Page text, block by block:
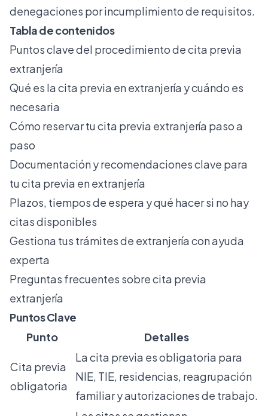
denegaciones por incumplimiento de requisitos.
Tabla de contenidos
Puntos clave del procedimiento de cita previa
extranjería
Qué es la cita previa en extranjería y cuándo es
necesaria
Cómo reservar tu cita previa extranjería paso a
paso
Documentación y recomendaciones clave para
tu cita previa en extranjería
Plazos, tiempos de espera y qué hacer si no hay
citas disponibles
Gestiona tus trámites de extranjería con ayuda
experta
Preguntas frecuentes sobre cita previa
extranjería
Puntos Clave
Punto
Detalles
Cita previa
obligatoria
La cita previa es obligatoria para
NIE, TIE, residencias, reagrupación
familiar y autorizaciones de trabajo.